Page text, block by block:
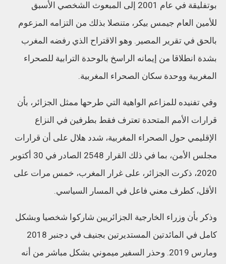
بوتفليقة في عام 2001 إلى المبعوث الشخصي الأسبق
للأمين العام جيمس بيكر، متنصلا بذلك من التزامه المزعوم
بالحق في تقرير المصير. وهو الاقتراح الذي رفضه المغرب
بشدة انطلاقا من إيمانه الراسخ بالوحدة الترابية للصحراء
المغربية ووحدة سكان الصحراء المغربية.
وفي تفنيده للمزاعم الواهية التي طرحها ممثل الجزائر، بأن
قرارات الأمم المتحدة تعترف فقط بطرفين في النزاع
الإقليمي حول الصحراء المغربية، شدد هلال على أن قرارات
مجلس الأمن، بما في ذلك القرار 2548 الصادر في 30 أكتوبر
2020، ذكرت الجزائر، على غرار المغرب، خمس مرات على
الأقل، كطرف معني فاعل في المسار السياسي.
وذكر بأن وزراء الخارجية الجزائريين شاركوا شخصيا وبشكل
كامل في المائدتين المستديرتين بجنيف في دجنبر 2018
ومارس 2019. وحذر السفير ميموني بشكل مباشر من أنه